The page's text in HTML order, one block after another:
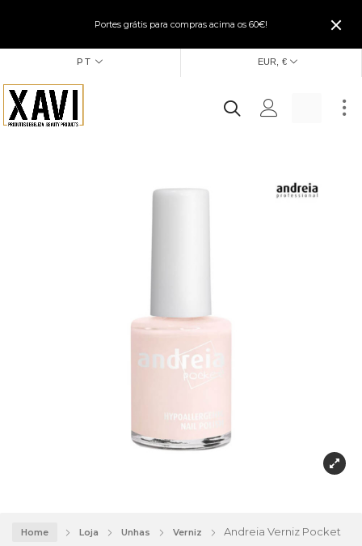
Portes grátis para compras acima os 60€!
PT EUR, €
Home Loja Unhas Verniz
Andreia Verniz Pocket